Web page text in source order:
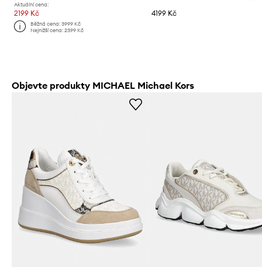
Aktuální cena:
2199 Kč
Běžná cena:3999 Kč
Nejnižší cena:2399 Kč
4199 Kč
Objevte produkty MICHAEL Michael Kors